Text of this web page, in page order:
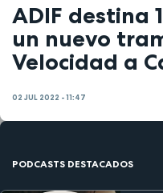
ADIF destina
un nuevo
Velocidad a
02 JUL 2022 - 11:47
PODCASTS DESTACADOS